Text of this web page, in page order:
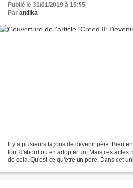
Publié le 31/01/2019 à 15:55
Par andika
Il y a plusieurs façons de devenir père. Bien
tout d'abord ou en adopter un. Mais ces actes
de cela. Qu'est-ce qu'être un père. Dans cet